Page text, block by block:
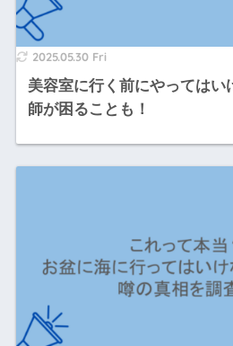
2025.05.30 Fri
美容室に行く前にやってはい
師が困ることも！